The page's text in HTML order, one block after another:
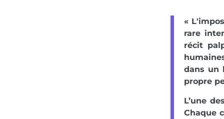
«
rare
récit
dans un
propre
L’une
Chaque